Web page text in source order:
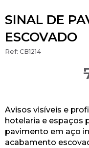
SINAL DE
ESCOVADO
Ref: CB1214
Avisos visíveis e
hotelaria e espaços
pavimento em aço
acabamento